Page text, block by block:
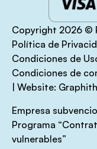
Copyright 2026 ©
Política de
Condiciones de
Condiciones de
Website:
Empresa
Programa
vulnerables”